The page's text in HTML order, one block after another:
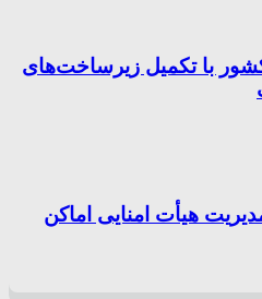
با تکمیل زیرساخت‌های
هیأت امنایی اماکن